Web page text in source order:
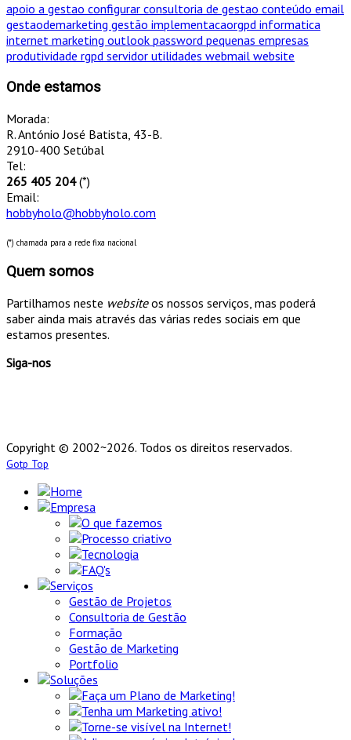
apoio a gestao configurar consultoria de gestao conteúdo email
gestaodemarketing gestão implementacaorgpd informatica
internet marketing outlook password pequenas empresas
produtividade rgpd servidor utilidades webmail website
Onde estamos
Morada:
R. António José Batista, 43-B.
2910-400 Setúbal
Tel:
265 405 204(*)
Email:
hobbyholo@hobbyholo.com
(*) chamada para a rede fixa nacional
Quem somos
Partilhamos neste websiteos nossos serviços, mas poderá
saber ainda mais através das várias redes sociais em que
estamos presentes.
Siga-nos
Copyright © 2002~2026. Todos os direitos reservados.
Gotp Top
Home
Empresa
O que fazemos
Processo criativo
Tecnologia
FAQ's
Serviços
Gestão de Projetos
Consultoria de Gestão
Formação
Gestão de Marketing
Portfolio
Soluções
Faça um Plano de Marketing!
Tenha um Marketing ativo!
Torne-se visível na Internet!